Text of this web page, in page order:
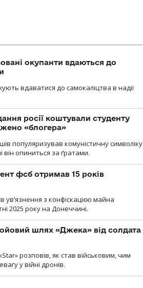
окупанти вдаються до
вдаватися до самокаліцтва в надії
росії коштували студенту
«блогера»
популяризував комуністичну символіку
опиниться за ґратами.
фсб отримав 15 років
з конфіскацією майна
2025 року на Донеччині.
шлях «Джека» від солдата
розповів, як став військовим, чим
у війні дронів.